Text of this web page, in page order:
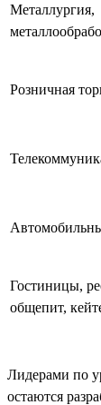
Металлургия,
Розничная
Гостиницы,
общепит,
Лидерами по
остаются